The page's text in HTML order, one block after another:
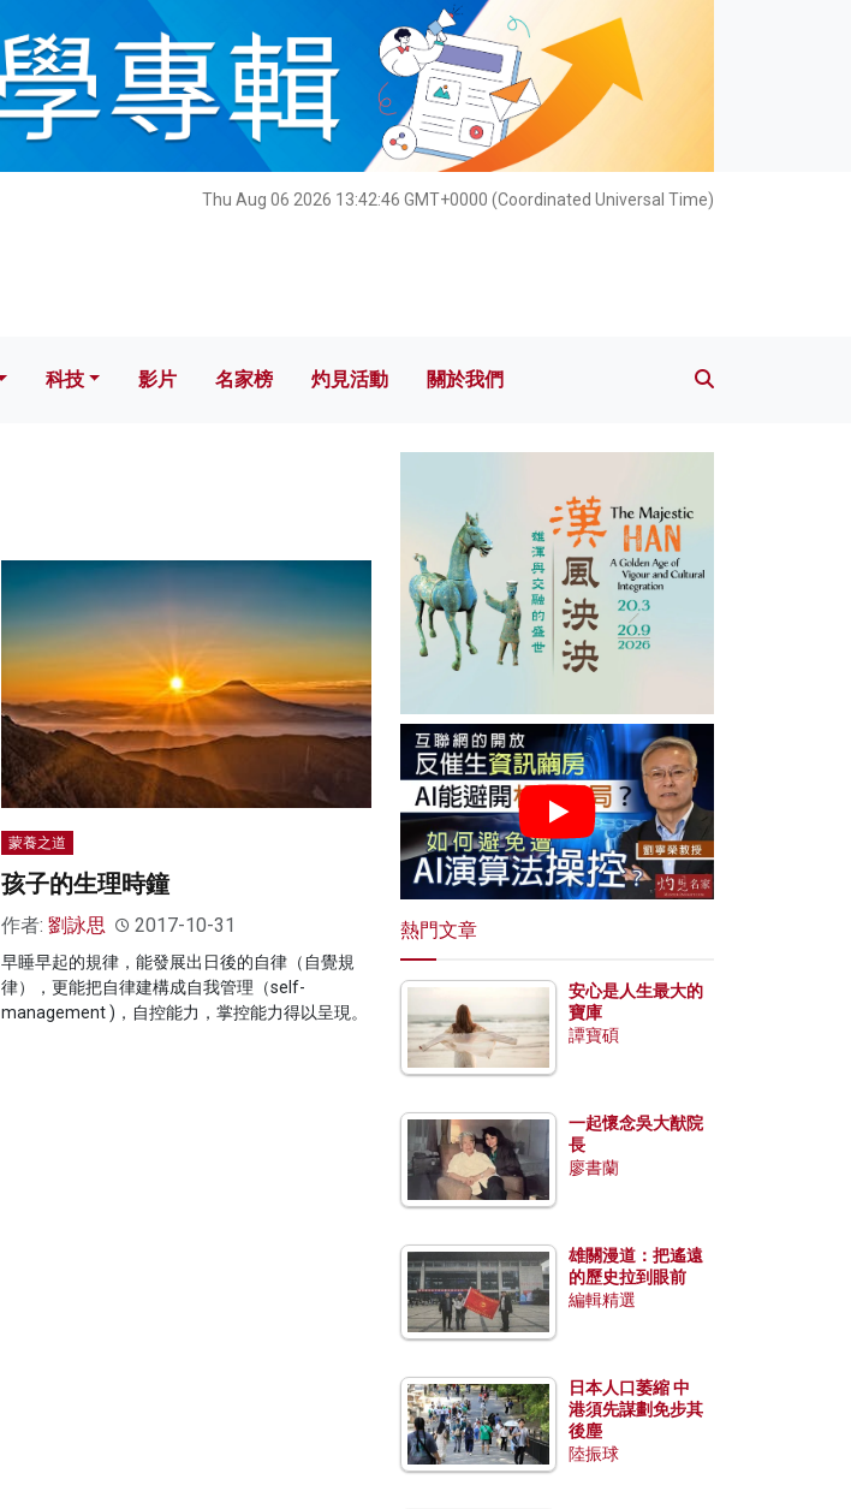
Thu Aug 06 2026 13:42:47 GMT+0000 (Coordinated Universal Time)
科技 影片 名家榜 灼見活動 關於我們
科技 影片 名家榜 灼見活動 關於我們
蒙養之道
孩子的生理時鐘
作者: 劉詠思 2017-10-31
早睡早起的規律，能發展出日後的自律（自覺規
律），更能把自律建構成自我管理（self-
management )，自控能力，掌控能力得以呈現。
熱門文章
安心是人生最大的
寶庫
譚寶碩
一起懷念吳大猷院
長
廖書蘭
雄關漫道：把遙遠
的歷史拉到眼前
編輯精選
日本人口萎縮 中
港須先謀劃免步其
後塵
陸振球